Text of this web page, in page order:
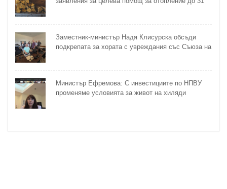
Заместник-министър Надя Клисурска обсъди
подкрепата за хората с увреждания със Съюза на
Министър Ефремова: С инвестициите по НПВУ
променяме условията за живот на хиляди